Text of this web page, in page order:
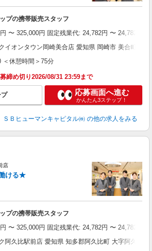
プの携帯販売スタッフ
〜 325,000円 固定残業代: 24,782円 〜 24,782円
イオンタウン岡崎美合店 愛知県 岡崎市 美合町字
＜休憩時間＞75分
締め切り2026/08/31 23:59まで
プ 応募画面へ進む
かんたん3ステップ！
ＳＢヒューマンキャピタル㈱ の他の求人をみる
店
ける★
プの携帯販売スタッフ
〜 325,000円 固定残業代: 24,782円 〜 24,782円
阿久比駅前店 愛知県 知多郡阿久比町 大字阿久比字